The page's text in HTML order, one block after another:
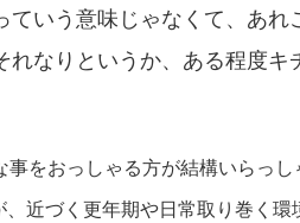
ていう意味じゃなくて、あれ
れなりというか、ある程度
をおっしゃる方が結構いらっし
近づく更年期や日常取り巻く環